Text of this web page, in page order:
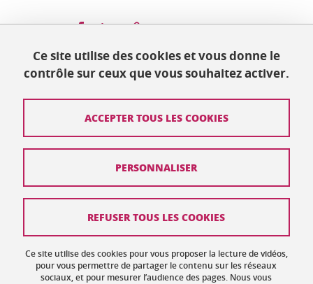
Partager Partager sur Facebook
Partager sur LinkedIn
Mis à jour le 19 mai 2022
Contact
Mentions légales
Données personnelles : politique de confidentialité
Ce site utilise des cookies et vous donne le
contrôle sur ceux que vous souhaitez activer.
Ce site utilise des cookies pour vous proposer la lecture de vidéos,
pour vous permettre de partager le contenu sur les réseaux
sociaux, et pour mesurer l’audience des pages. Nous vous
ACCEPTER TOUS LES COOKIES
REFUSER TOUS LES COOKIES
PERSONNALISER